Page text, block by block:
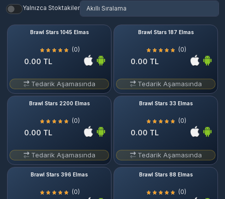
Yalnızca Stoktakiler
Brawl Stars 1045 Elmas
(0)
0.00 TL
Tedarik Aşamasında
Brawl Stars 187 Elmas
(0)
0.00 TL
Tedarik Aşamasında
Brawl Stars 2200 Elmas
(0)
0.00 TL
Tedarik Aşamasında
Brawl Stars 33 Elmas
(0)
0.00 TL
Tedarik Aşamasında
Brawl Stars 396 Elmas
(0)
Brawl Stars 88 Elmas
(0)